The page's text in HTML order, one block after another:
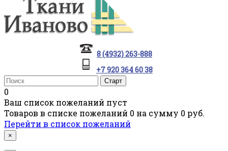
8 (4932) 263-888
+7 920 364 60 38
0
Ваш список пожеланий пуст
Товаров в списке пожеланий 0 на сумму 0 руб.
Перейти в список пожеланий
×